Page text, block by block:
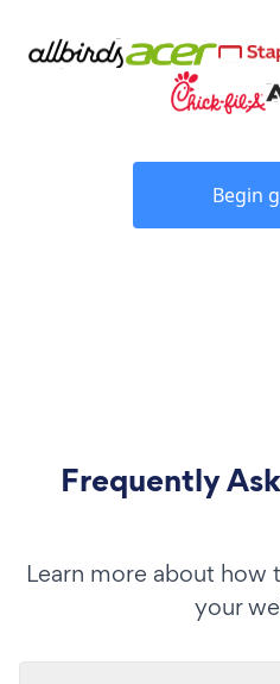
Begin
Frequently
Learn more about how
your